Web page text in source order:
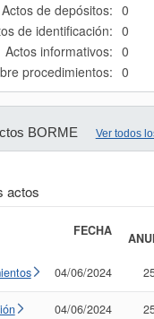
Actos de depósitos: 0
de identificación: 0
Actos informativos: 0
procedimientos: 0
BORME Ver todos
actos
FECHA
04/06/2024
04/06/2024